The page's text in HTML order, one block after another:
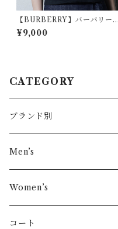
【BURBERRY】バーバリー
ノヴァチェックリボンノース
リーブカットソー black
¥9,000
CATEGORY
ブランド別
その他ブランド
COMME des GARÇONS
Vivienne Westwood
Men’s
Women’s
コート